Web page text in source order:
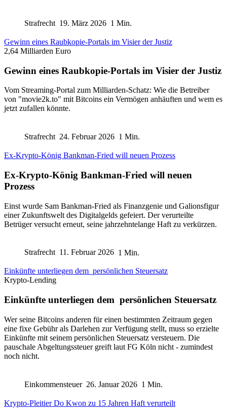
Strafrecht 19. März 2026 1 Min.
Gewinn eines Raubkopie-Portals im Visier der Justiz
2,64 Milliarden Euro
Gewinn eines Raubkopie-Portals im Visier der Justiz
Vom Streaming-Portal zum Milliarden-Schatz: Wie die Betreiber
von "movie2k.to" mit Bitcoins ein Vermögen anhäuften und wem es
jetzt zufallen könnte.
Strafrecht 24. Februar 2026 1 Min.
Ex-Krypto-König Bankman-Fried will neuen Prozess
Ex-Krypto-König Bankman-Fried will neuen
Prozess
Einst wurde Sam Bankman-Fried als Finanzgenie und Galionsfigur
einer Zukunftswelt des Digitalgelds gefeiert. Der verurteilte
Betrüger versucht erneut, seine jahrzehntelange Haft zu verkürzen.
Strafrecht 11. Februar 2026 1 Min.
Einkünfte unterliegen dem persönlichen Steuersatz
Krypto-Lending
Einkünfte unterliegen dem persönlichen Steuersatz
Wer seine Bitcoins anderen für einen bestimmten Zeitraum gegen
eine fixe Gebühr als Darlehen zur Verfügung stellt, muss so erzielte
Einkünfte mit seinem persönlichen Steuersatz versteuern. Die
pauschale Abgeltungssteuer greift laut FG Köln nicht - zumindest
noch nicht.
Einkommensteuer 26. Januar 2026 1 Min.
Krypto-Pleitier Do Kwon zu 15 Jahren Haft verurteilt